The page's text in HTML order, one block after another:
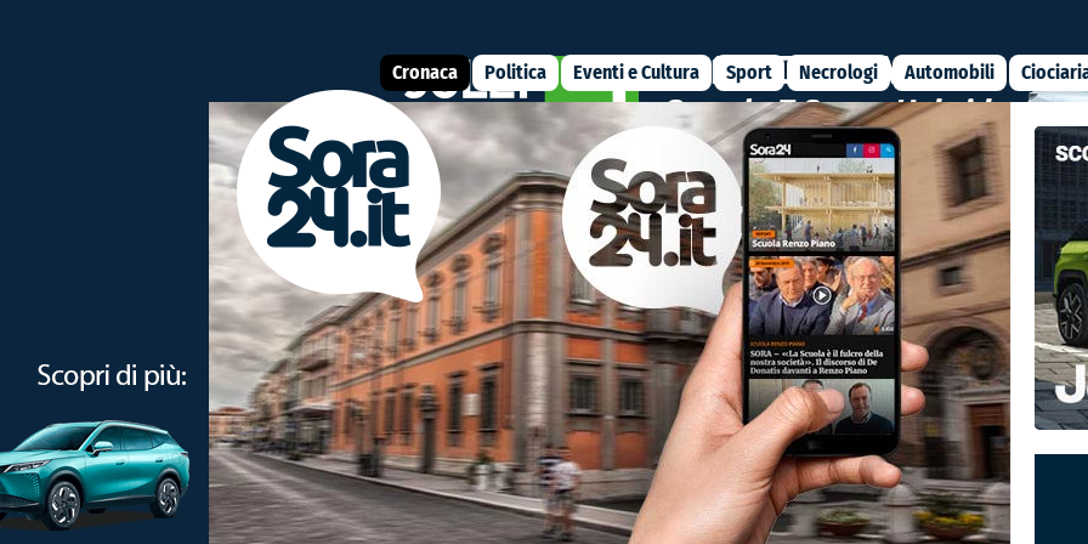
Cronaca Politica Eventi e Cultura Sport Necrologi Automobili